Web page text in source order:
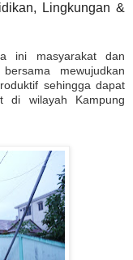
Lingkungan &
ini masyarakat dan
mewujudkan
sehingga dapat
di wilayah Kampung